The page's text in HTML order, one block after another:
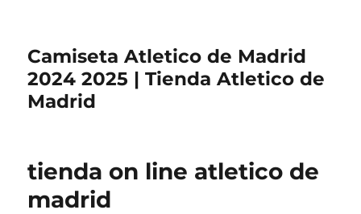
Camiseta Atletico de Madrid
2024 2025 | Tienda Atletico de
Madrid
tienda on line atletico de
madrid